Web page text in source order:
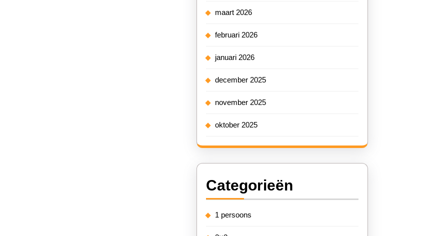
maart 2026
februari 2026
januari 2026
december 2025
november 2025
oktober 2025
Categorieën
1 persoons